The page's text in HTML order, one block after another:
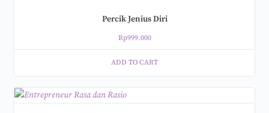
Percik Jenius Diri
Rp999.000
ADD TO CART